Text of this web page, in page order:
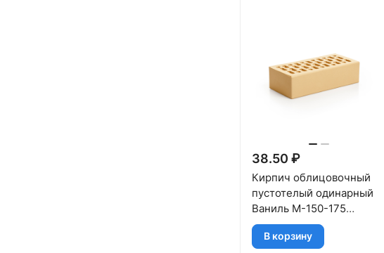
38.50 ₽
Кирпич облицовочный
пустотелый одинарный
Ваниль M-150-175
МАГМА
В корзину